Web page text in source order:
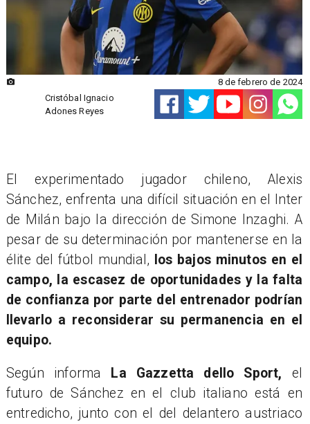
Cristóbal Ignacio
Adones Reyes
8 de febrero de 2024
​El experimentado jugador chileno, Alexis
Sánchez, enfrenta una difícil situación en el Inter
de Milán bajo la dirección de Simone Inzaghi. A
pesar de su determinación por mantenerse en la
élite del fútbol mundial,
los bajos minutos en el
campo, la escasez de oportunidades y la falta
de confianza por parte del entrenador podrían
llevarlo a reconsiderar su permanencia en el
equipo.
Según informa La Gazzetta dello Sport, el
futuro de Sánchez en el club italiano está en
entredicho, junto con el del delantero austriaco